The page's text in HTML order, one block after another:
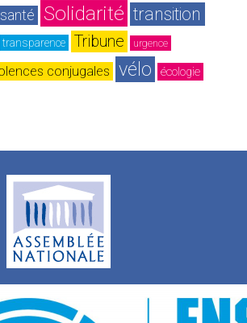
santé Solidarité transition
transparence Tribune urgence
conjugales vélo écologie